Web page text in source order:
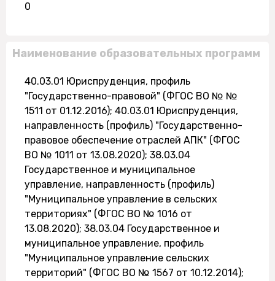
0
Наименование образовательных программ
40.03.01 Юриспруденция, профиль
"Государственно-правовой" (ФГОС ВО № №
1511 от 01.12.2016); 40.03.01 Юриспруденция,
направленность (профиль) "Государственно-
правовое обеспечение отраслей АПК" (ФГОС
ВО № 1011 от 13.08.2020); 38.03.04
Государственное и муниципальное
управление, направленность (профиль)
"Муниципальное управление в сельских
территориях" (ФГОС ВО № 1016 от
13.08.2020); 38.03.04 Государственное и
муниципальное управление, профиль
"Муниципальное управление сельских
территорий" (ФГОС ВО № 1567 от 10.12.2014);